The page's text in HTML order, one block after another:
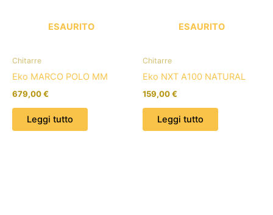
ESAURITO
Chitarre
Eko MARCO POLO MM
679,00€
Leggi tutto
ESAURITO
Chitarre
Eko NXT A100 NATURAL
159,00€
Leggi tutto